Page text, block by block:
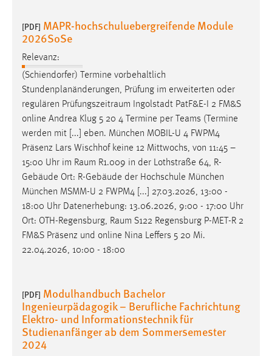
[PDF] MAPR-hochschuluebergreifende Module
2026SoSe
Relevanz:
(Schiendorfer) Termine vorbehaltlich
Stundenplanänderungen, Prüfung im erweiterten oder
regulären Prüfungszeitraum Ingolstadt PatF&E-I 2 FM&S
online Andrea Klug 5 20 4 Termine per Teams (Termine
werden mit [...] eben. München MOBIL-U 4 FWPM4
Präsenz Lars Wischhof keine 12 Mittwochs, von 11:45 –
15:00 Uhr im Raum R1.009 in der Lothstraße 64, R-
Gebäude Ort: R-Gebäude der Hochschule München
München MSMM-U 2 FWPM4 [...] 27.03.2026, 13:00 -
18:00 Uhr Datenerhebung: 13.06.2026, 9:00 - 17:00 Uhr
Ort: OTH-Regensburg, Raum S122 Regensburg P-MET-R 2
FM&S Präsenz und online Nina Leffers 5 20 Mi.
22.04.2026, 10:00 - 18:00
[PDF] Modulhandbuch Bachelor
Ingenieurpädagogik – Berufliche Fachrichtung
Elektro- und Informationstechnik für
Studienanfänger ab dem Sommersemester
2024